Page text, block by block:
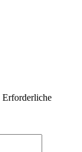
Erforderliche